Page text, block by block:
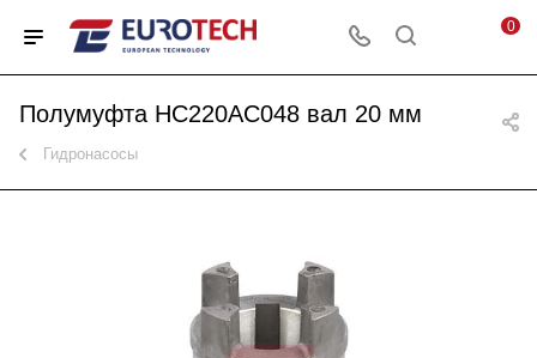
0
Полумуфта HC220AC048 вал 20 мм
Гидронасосы